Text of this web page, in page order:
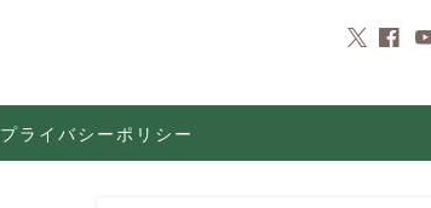
プライバシーポリシー